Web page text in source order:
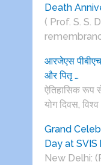
Death
( Prof. S. S.
आरजेएस
और पितृ …
ऐतिहासिक रूप
योग दिवस, विश्व
Grand
Day at SVIS
New Delhi: